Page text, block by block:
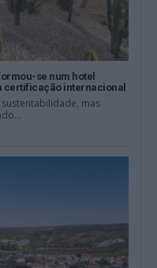
se num hotel
certificação internacional
mas